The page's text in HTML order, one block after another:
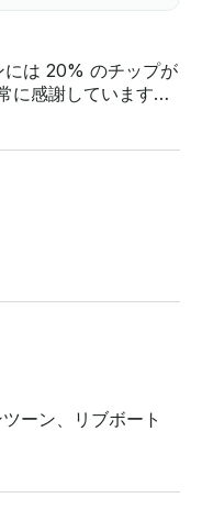
には 20% のチップが
に感謝しています。
色のダブルデッキボ
ったりしたいグルー
ィー、バースデー
ルなたまり場など、
で楽しい環境を提供
できます。さらに、
ら午後8時まで利用
お選びください :$
| 午前 9 時 ～ 午後 3
、100 ドル
ーン、リブボート